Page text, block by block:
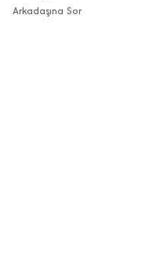
Arkadaşına Sor